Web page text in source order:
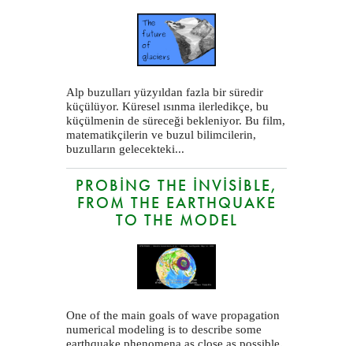
Alp buzulları yüzyıldan fazla bir süredir
küçülüyor. Küresel ısınma ilerledikçe, bu
küçülmenin de süreceği bekleniyor. Bu film,
matematikçilerin ve buzul bilimcilerin,
buzulların gelecekteki...
PROBING THE INVISIBLE,
FROM THE EARTHQUAKE
TO THE MODEL
One of the main goals of wave propagation
numerical modeling is to describe some
earthquake phenomena as close as possible.